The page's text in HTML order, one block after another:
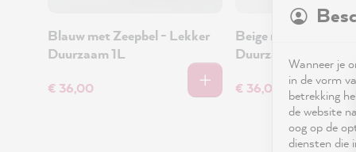
Blauw met Zeepbel - Lekker
Duurzaam 1L
€ 36,00
Beige met Kashmir -
Duurzaam 1L
€ 36,00
Wanneer je
in de vorm
betrekking
de website
oog op de
diensten die